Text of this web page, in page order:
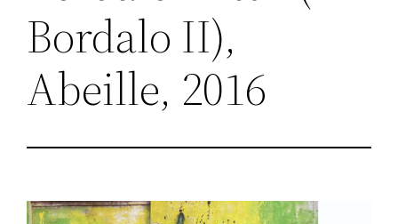
Bordalo II),
Abeille, 2016